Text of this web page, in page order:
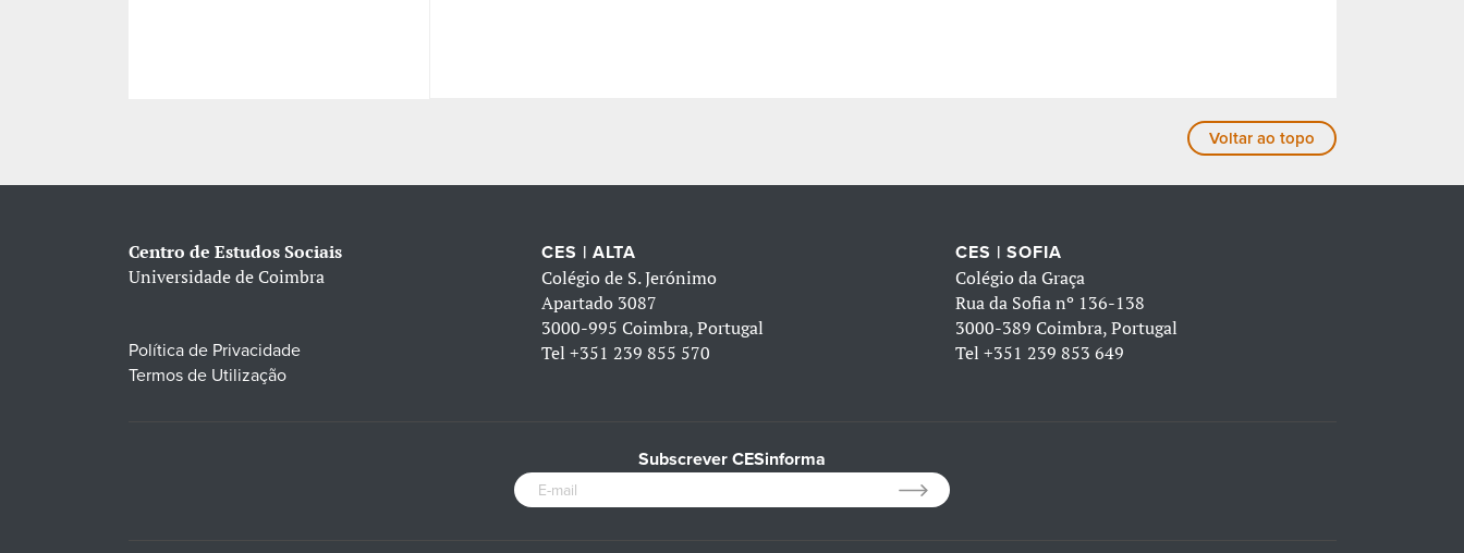
Voltar ao topo
Centro de Estudos Sociais
Universidade de Coimbra
Política de Privacidade
Termos de Utilização
CES | ALTA
Colégio de S. Jerónimo
Apartado 3087
3000-995 Coimbra, Portugal
Tel+351 239 855 570
CES | SOFIA
Colégio da Graça
Rua da Sofia nº 136-138
3000-389 Coimbra, Portugal
Tel +351 239 853 649
Subscrever CESinforma